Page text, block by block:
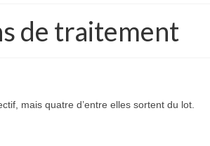
de traitement
mais quatre d’entre elles sortent du lot.